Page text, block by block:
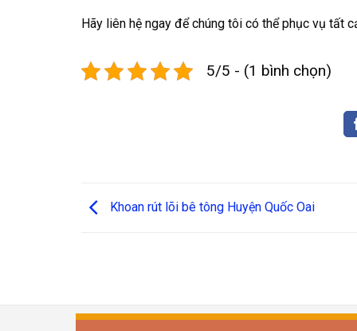
Hãy liên hệ ngay để chúng tôi có thể phục vụ tất
5/5 - (1 bình chọn)
Khoan rút lõi bê tông Huyện Quốc Oai